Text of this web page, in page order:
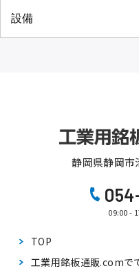
設備
静岡県静岡市
09:00 -
TOP
工業用銘板通販.comで